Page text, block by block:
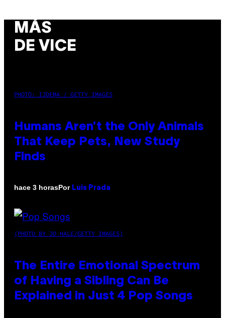
MÁS
DE VICE
PHOTO: IJDEMA / GETTY IMAGES
Humans Aren’t the Only Animals
That Keep Pets, New Study
Finds
hace 3 horasPor Luis Prada
(PHOTO BY JO HALE/GETTY IMAGES)
The Entire Emotional Spectrum
of Having a Sibling Can Be
Explained in Just 4 Pop Songs